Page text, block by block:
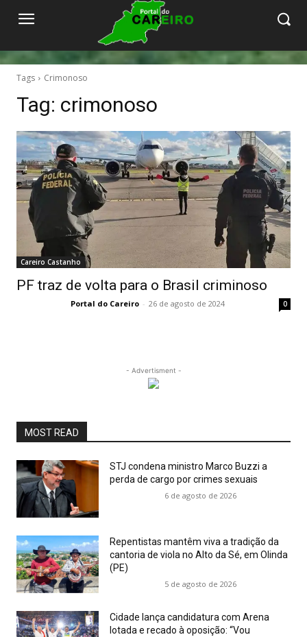
Tags Crimonoso
Tag: crimonoso
Careiro Castanho
PF traz de volta para o Brasil criminoso
Portal do Careiro - 26 de agosto de 2024 0
- Advertisment -
MOST READ
STJ condena ministro Marco Buzzi a
perda de cargo por crimes sexuais
6 de agosto de 2026
Repentistas mantêm viva a tradição da
cantoria de viola no Alto da Sé, em Olinda
(PE)
5 de agosto de 2026
Cidade lança candidatura com Arena
lotada e recado à oposição: “Vou